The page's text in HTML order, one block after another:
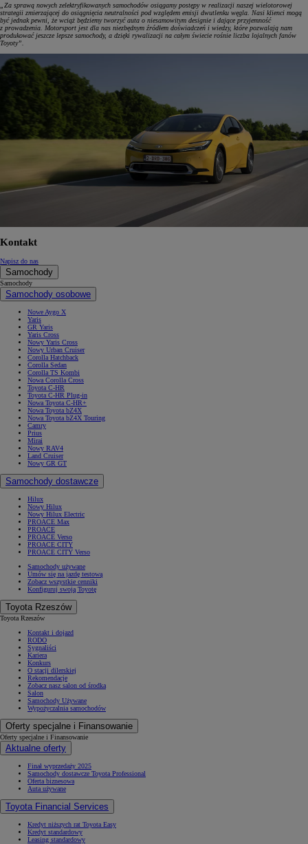
„Za sprawą nowych zelektryfikowanych samochodów osiągamy postępy w realizacji naszej wielotorowej
strategii zmierzającej do osiągnięcia neutralności pod względem emisji dwutlenku węgla. Nasi klienci mogą
być jednak pewni, że wciąż będziemy tworzyć auta o niesamowitym designie i dające przyjemność
z prowadzenia. Motorsport jest dla nas niezbędnym źródłem doświadczeń i wiedzy, które pozwalają nam
produkować jeszcze lepsze samochody, a dzięki rywalizacji na całym świecie rośnie liczba lojalnych fanów
Toyoty”.
Kontakt
Napisz do nas
Samochody
Samochody
Samochody osobowe
Nowe Aygo X
Yaris
GR Yaris
Yaris Cross
Nowy Yaris Cross
Nowy Urban Cruiser
Corolla Hatchback
Corolla Sedan
Corolla TS Kombi
Nowa Corolla Cross
Toyota C-HR
Toyota C-HR Plug-in
Nowa Toyota C-HR+
Nowa Toyota bZ4X
Nowa Toyota bZ4X Touring
Camry
Prius
Mirai
Nowy RAV4
Land Cruiser
Nowy GR GT
Samochody dostawcze
Hilux
Nowy Hilux
Nowy Hilux Electric
PROACE Max
PROACE
PROACE Verso
PROACE CITY
PROACE CITY Verso
Samochody używane
Umów się na jazdę testową
Zobacz wszystkie cenniki
Konfiguruj swoją Toyotę
Toyota Rzeszów
Toyota Rzeszów
Kontakt i dojazd
RODO
Sygnaliści
Kariera
Konkurs
O stacji dilerskiej
Rekomendacje
Zobacz nasz salon od środka
Salon
Samochody Używane
Wypożyczalnia samochodów
Oferty specjalne i Finansowanie
Oferty specjalne i Finansowanie
Aktualne oferty
Finał wyprzedaży 2025
Samochody dostawcze Toyota Professional
Oferta biznesowa
Auta używane
Toyota Financial Services
Kredyt niższych rat Toyota Easy
Kredyt standardowy
Leasing standardowy